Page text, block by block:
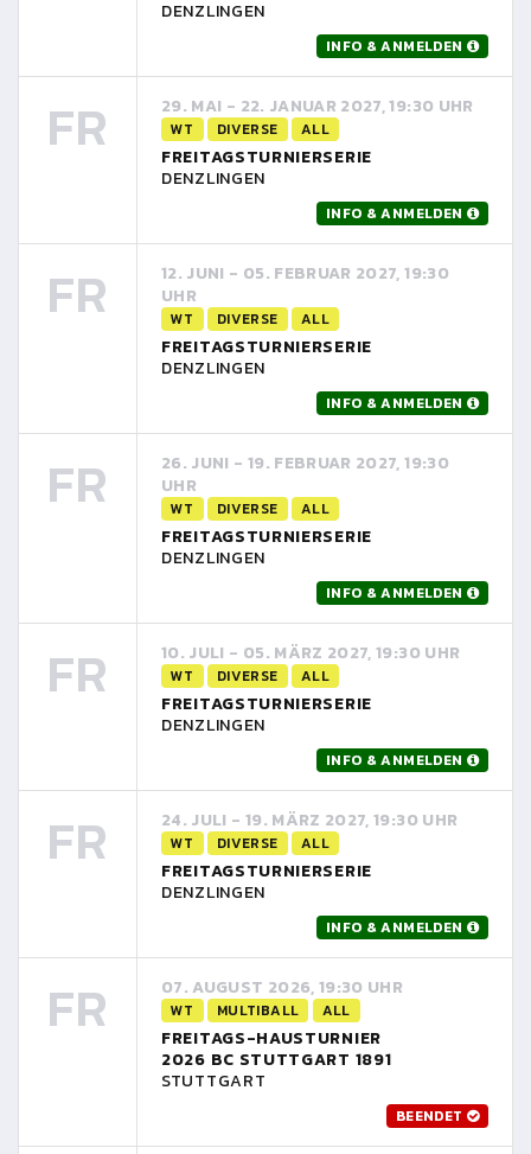
DENZLINGEN
INFO & ANMELDEN
FR 29. MAI - 22. JANUAR 2027, 19:30 UHR
WT DIVERSE ALL
FREITAGSTURNIERSERIE
DENZLINGEN
INFO & ANMELDEN
FR
12. JUNI - 05. FEBRUAR 2027, 19:30
UHR
WT DIVERSE ALL
FREITAGSTURNIERSERIE
DENZLINGEN
INFO & ANMELDEN
FR
26. JUNI - 19. FEBRUAR 2027, 19:30
UHR
WT DIVERSE ALL
FREITAGSTURNIERSERIE
DENZLINGEN
INFO & ANMELDEN
FR 10. JULI - 05. MÄRZ 2027, 19:30 UHR
WT DIVERSE ALL
FREITAGSTURNIERSERIE
DENZLINGEN
INFO & ANMELDEN
FR 24. JULI - 19. MÄRZ 2027, 19:30 UHR
WT DIVERSE ALL
FREITAGSTURNIERSERIE
DENZLINGEN
INFO & ANMELDEN
FR 07. AUGUST 2026, 19:30 UHR
WT MULTIBALL ALL
FREITAGS-HAUSTURNIER
2026 BC STUTTGART 1891
STUTTGART
BEENDET